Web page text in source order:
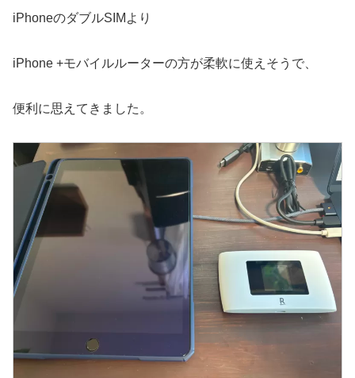
iPhoneのダブルSIMより
iPhone +モバイルルーターの方が柔軟に使えそうで、
便利に思えてきました。